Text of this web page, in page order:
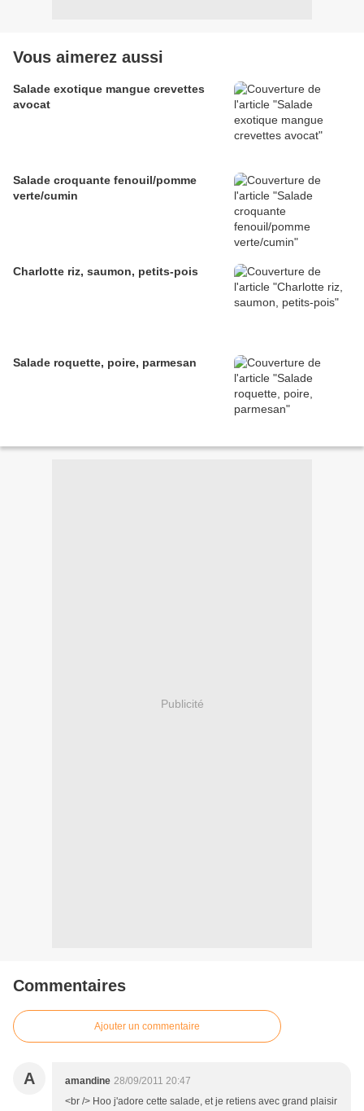
Vous aimerez aussi
Salade exotique mangue crevettes
avocat
Salade croquante fenouil/pomme
verte/cumin
Charlotte riz, saumon, petits-pois
Salade roquette, poire, parmesan
Publicité
Commentaires
Ajouter un commentaire
A amandine 28/09/2011 20:47
<br /> Hoo j'adore cette salade, et je retiens avec grand plaisir